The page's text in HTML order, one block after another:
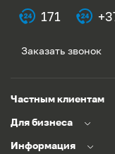
171
Заказать звонок
Частным клиентам
Для бизнеса
Информация